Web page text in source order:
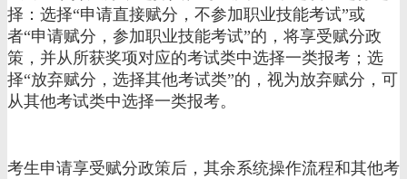
择：选择“申请直接赋分，不参加职业技能考试”或
者“申请赋分，参加职业技能考试”的，将享受赋分政
策，并从所获奖项对应的考试类中选择一类报考；选
择“放弃赋分，选择其他考试类”的，视为放弃赋分，可
从其他考试类中选择一类报考。
考生申请享受赋分政策后，其余系统操作流程和其他考